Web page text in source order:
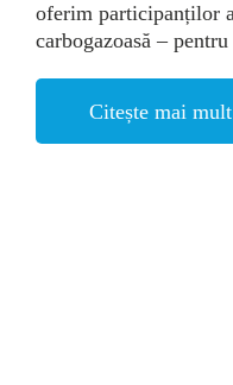
oferim participanților
carbogazoasă –
Citește mai mult